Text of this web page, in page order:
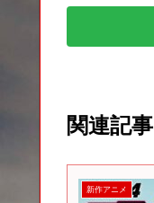
関連記事
新作アニメ